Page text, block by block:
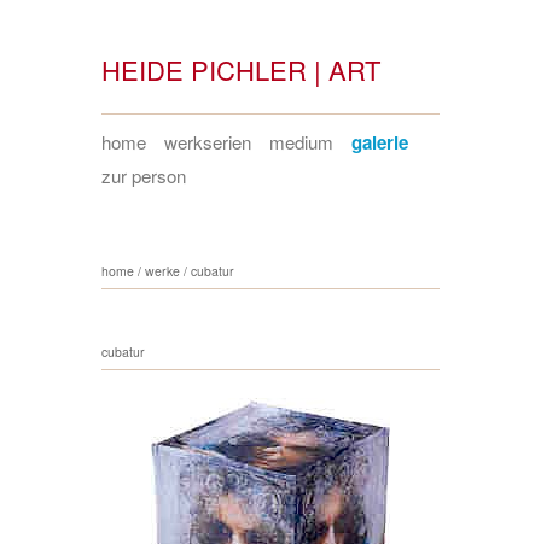
HEIDE PICHLER | ART
home werkserien medium galerie
zur person
home / werke / cubatur
cubatur